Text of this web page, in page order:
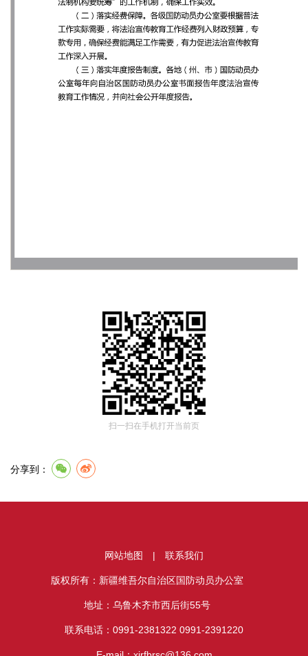
扫一扫在手机打开当前页
分享到：
网站地图 | 联系我们
版权所有：新疆维吾尔自治区国防动员办公室
地址：乌鲁木齐市西后街55号
联系电话：0991-2381322 0991-2391220